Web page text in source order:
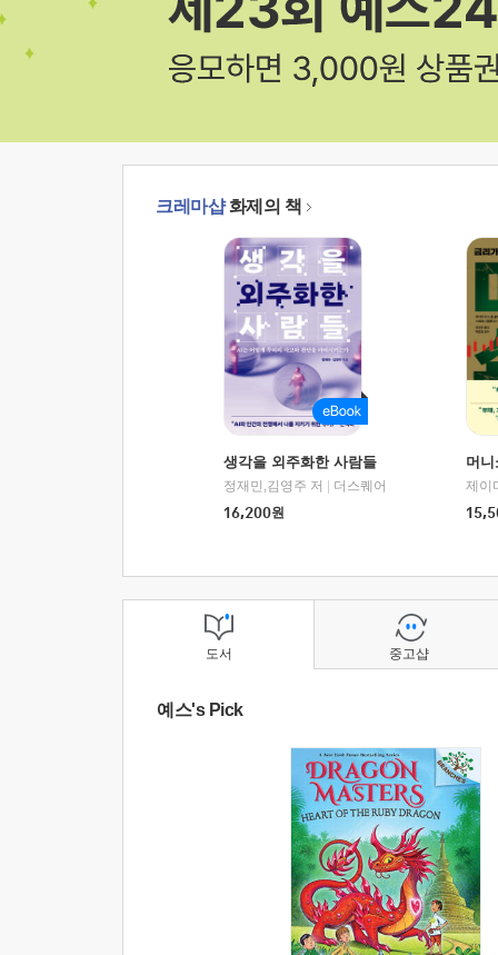
크레마샵화제의 책
생각을 외주화한 사람들
정재민,김영주 저
더스퀘어
16,200원
머
도서
예스's Pick
중고샵